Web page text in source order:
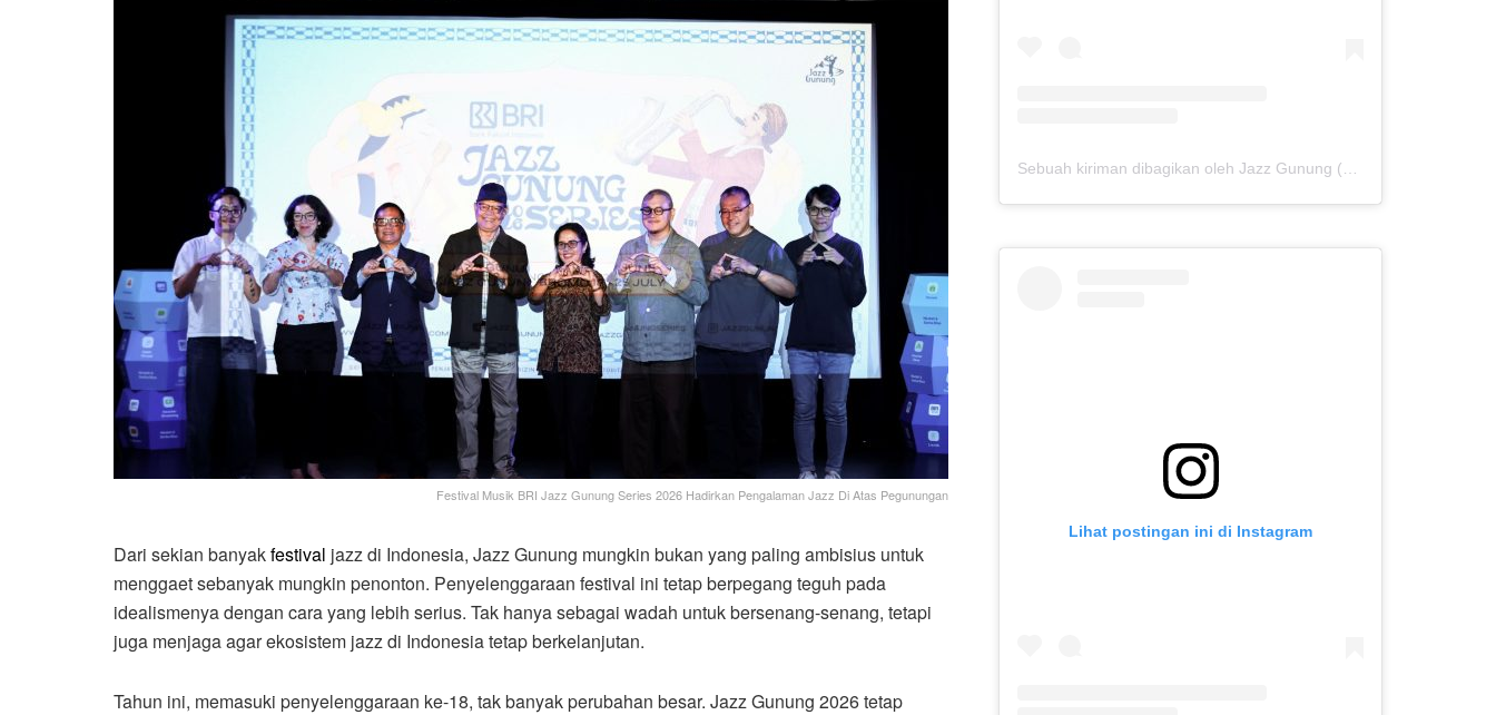
Festival Musik BRI Jazz Gunung Series 2026 Hadirkan Pengalaman Jazz Di Atas Pegunungan
Dari sekian banyakfestival jazz di Indonesia, Jazz Gunung mungkin bukan yang paling ambisius untuk
menggaet sebanyak mungkin penonton. Penyelenggaraan festival ini tetap berpegang teguh pada
idealismenya dengan cara yang lebih serius. Tak hanya sebagai wadah untuk bersenang-senang, tetapi
juga menjaga agar ekosistem jazz di Indonesia tetap berkelanjutan.
Tahun ini, memasuki penyelenggaraan ke-18, tak banyak perubahan besar. Jazz Gunung 2026 tetap
Sebuah kiriman dibagikan oleh Jazz Gunung (@jazzgunung)
Lihat postingan ini di Instagram